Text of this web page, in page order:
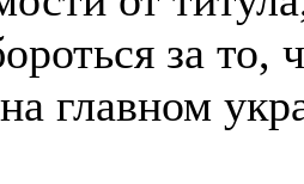
за то,
главном